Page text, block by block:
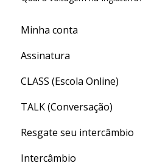
Minha conta
Minha Conta
Assinatura
CLASS (Escola Online)
Acesso ao CLASS
Conteúdo do CLASS
Meu nível no CLASS
TALK (Conversação)
Por que preciso fazer o
Aula particular (PRIVATE
Resgate seu intercâmbio
Resgate
Intercâmbio